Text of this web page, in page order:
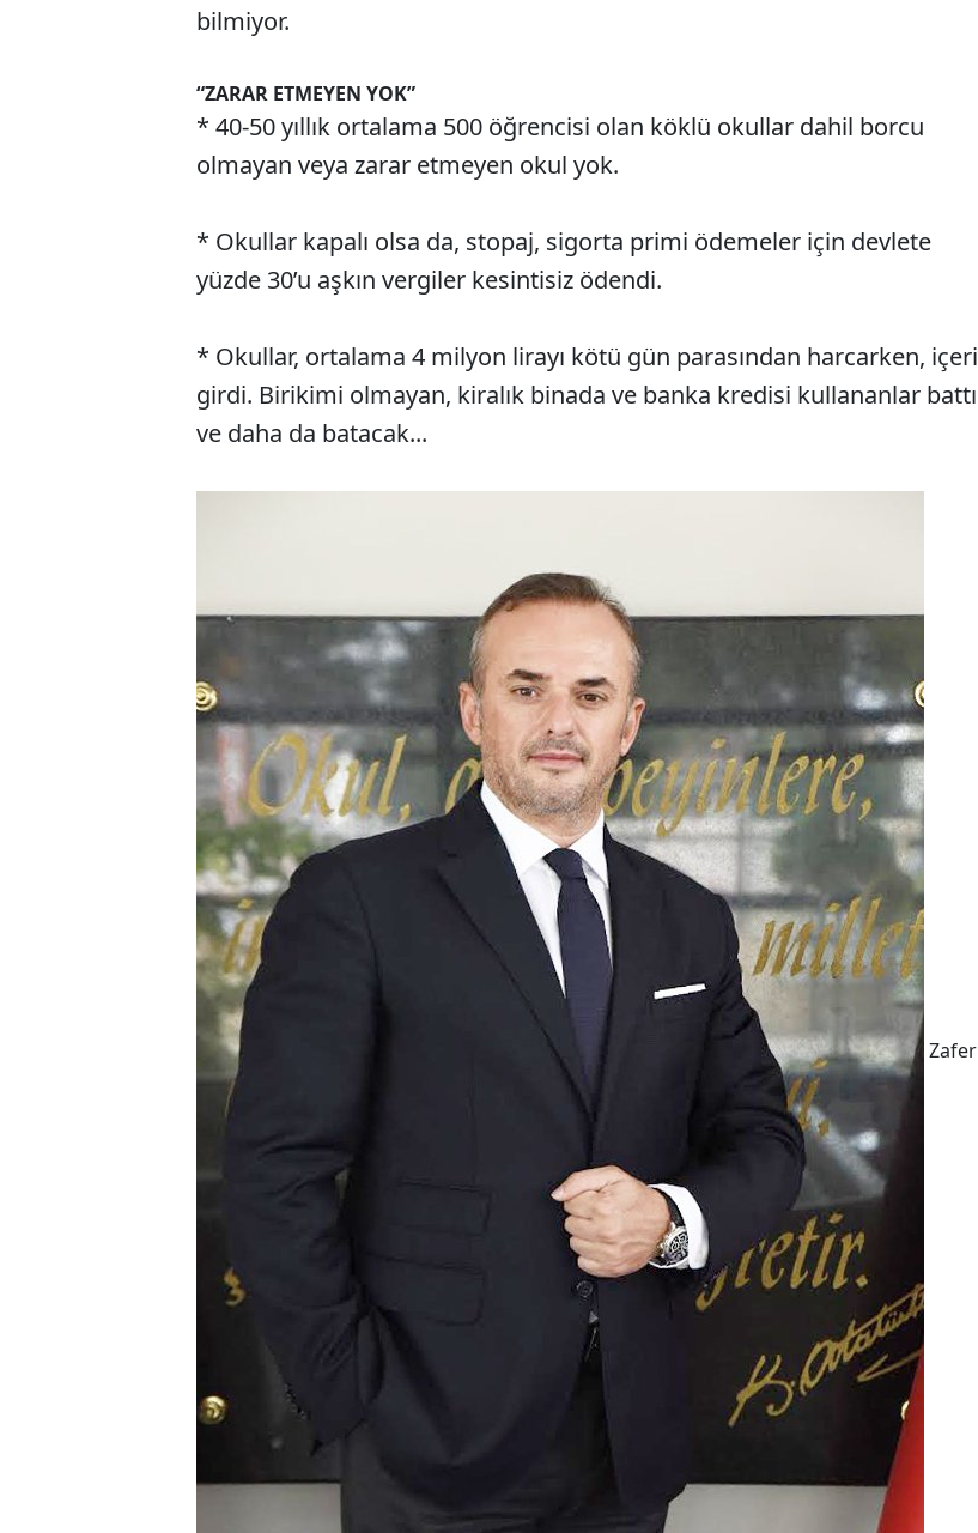
bilmiyor.
“ZARAR ETMEYEN YOK”
* 40-50 yıllık ortalama 500 öğrencisi olan köklü okullar dahil borcu
olmayan veya zarar etmeyen okul yok.
* Okullar kapalı olsa da, stopaj, sigorta primi ödemeler için devlete
yüzde 30’u aşkın vergiler kesintisiz ödendi.
* Okullar, ortalama 4 milyon lirayı kötü gün parasından harcarken, içeri
girdi. Birikimi olmayan, kiralık binada ve banka kredisi kullananlar battı
ve daha da batacak...
Zafer